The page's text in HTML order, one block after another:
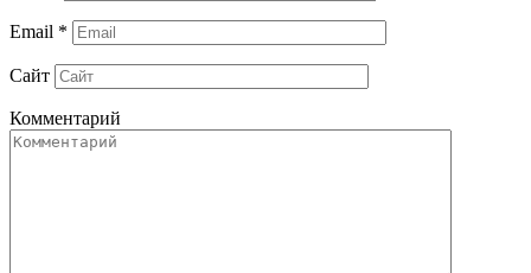
Email *
Сайт
Комментарий